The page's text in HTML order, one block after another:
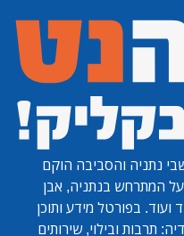
נתניה והסביבה הוקם
על המתרחש בנתניה, אבן
ועוד. בפורטל מידע ותוכן
תרבות ובילוי, שירותים